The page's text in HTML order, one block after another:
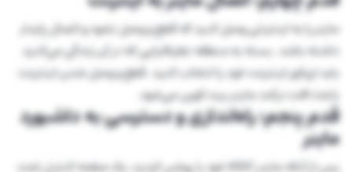
ماینر را به اینترنتی وصل کنید که قطع‌ و وصل نشود و اتصال پایدار
داشته باشد. بسته به منطقه جغرافیایی که در آن زندگی می‌کنید
باید اپراتور اینترنت خود را انتخاب کنید. قطع و وصل شدن اینترنت
باعث افت درآمد ماینر بیت کوین می‌شود.
قدم پنجم؛ راه‌اندازی و دسترسی به داشبورد
ماینر
پس از آنکه ماینر ASIC خود را روشن کردید، یک صفحه کنترل تحت